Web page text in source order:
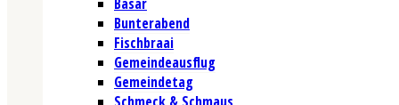
Basar
Bunterabend
Fischbraai
Gemeindeausflug
Gemeindetag